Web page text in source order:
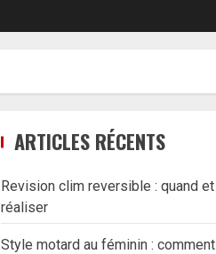
ARTICLES RÉCENTS
Revision clim reversible : quand
réaliser
Style motard au féminin :